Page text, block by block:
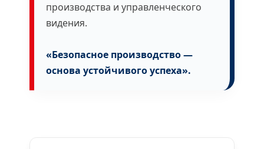
производства и управленческого
видения.
«Безопасное производство —
основа устойчивого успеха».